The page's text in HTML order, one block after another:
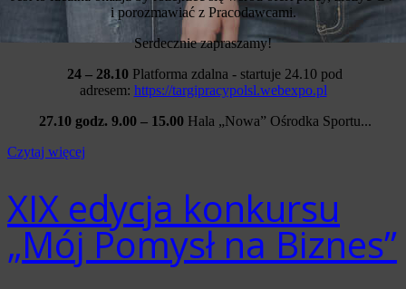
i porozmawiać z Pracodawcami.
Serdecznie zapraszamy!
24 – 28.10 Platforma zdalna - startuje 24.10 pod
adresem: https://targipracypolsl.webexpo.pl
27.10 godz. 9.00 – 15.00 Hala „Nowa” Ośrodka Sportu...
Czytaj więcej
XIX edycja konkursu
„Mój Pomysł na Biznes”